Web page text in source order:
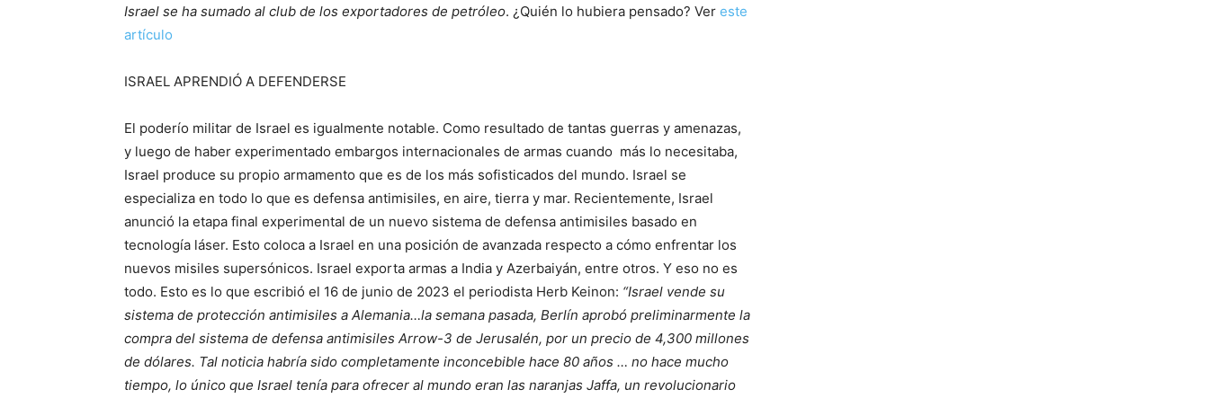
Israel se ha sumado al club de los exportadores de petróleo. ¿Quién lo hubiera pensado? Ver este
artículo
ISRAEL APRENDIÓ A DEFENDERSE
El poderío militar de Israel es igualmente notable. Como resultado de tantas guerras y amenazas,
y luego de haber experimentado embargos internacionales de armas cuando más lo necesitaba,
Israel produce su propio armamento que es de los más sofisticados del mundo. Israel se
especializa en todo lo que es defensa antimisiles, en aire, tierra y mar. Recientemente, Israel
anunció la etapa final experimental de un nuevo sistema de defensa antimisiles basado en
tecnología láser. Esto coloca a Israel en una posición de avanzada respecto a cómo enfrentar los
nuevos misiles supersónicos. Israel exporta armas a India y Azerbaiyán, entre otros. Y eso no es
todo. Esto es lo que escribió el 16 de junio de 2023 el periodista Herb Keinon: “Israel vende su
sistema de protección antimisiles a Alemania…la semana pasada, Berlín aprobó preliminarmente la
compra del sistema de defensa antimisiles Arrow-3 de Jerusalén, por un precio de 4,300 millones
de dólares. Tal noticia habría sido completamente inconcebible hace 80 años … no hace mucho
tiempo, lo único que Israel tenía para ofrecer al mundo eran las naranjas Jaffa, un revolucionario